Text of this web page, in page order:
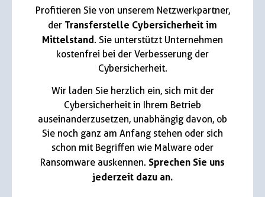
Profitieren Sie von unserem Netzwerkpartner,
der Transferstelle Cybersicherheit im
Mittelstand. Sie unterstützt Unternehmen
kostenfrei bei der Verbesserung der
Cybersicherheit.
Wir laden Sie herzlich ein, sich mit der
Cybersicherheit in Ihrem Betrieb
auseinanderzusetzen, unabhängig davon, ob
Sie noch ganz am Anfang stehen oder sich
schon mit Begriffen wie Malware oder
Ransomware auskennen. Sprechen Sie uns
jederzeit dazu an.